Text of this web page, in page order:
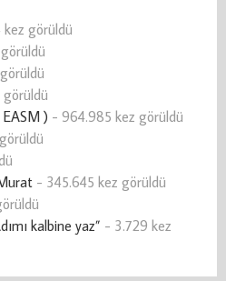
kez görüldü
görüldü
) - 964.985 kez görüldü
- 345.645 kez görüldü
kalbine yaz” - 3.729 kez